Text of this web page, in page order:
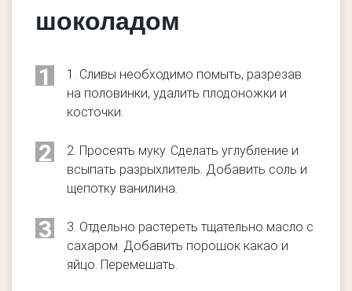
шоколадом
1
1. Сливы необходимо помыть, разрезав
на половинки, удалить плодоножки и
косточки.
2
2. Просеять муку. Сделать углубление и
всыпать разрыхлитель. Добавить соль и
щепотку ванилина.
3
3. Отдельно растереть тщательно масло с
сахаром. Добавить порошок какао и
яйцо. Перемешать.